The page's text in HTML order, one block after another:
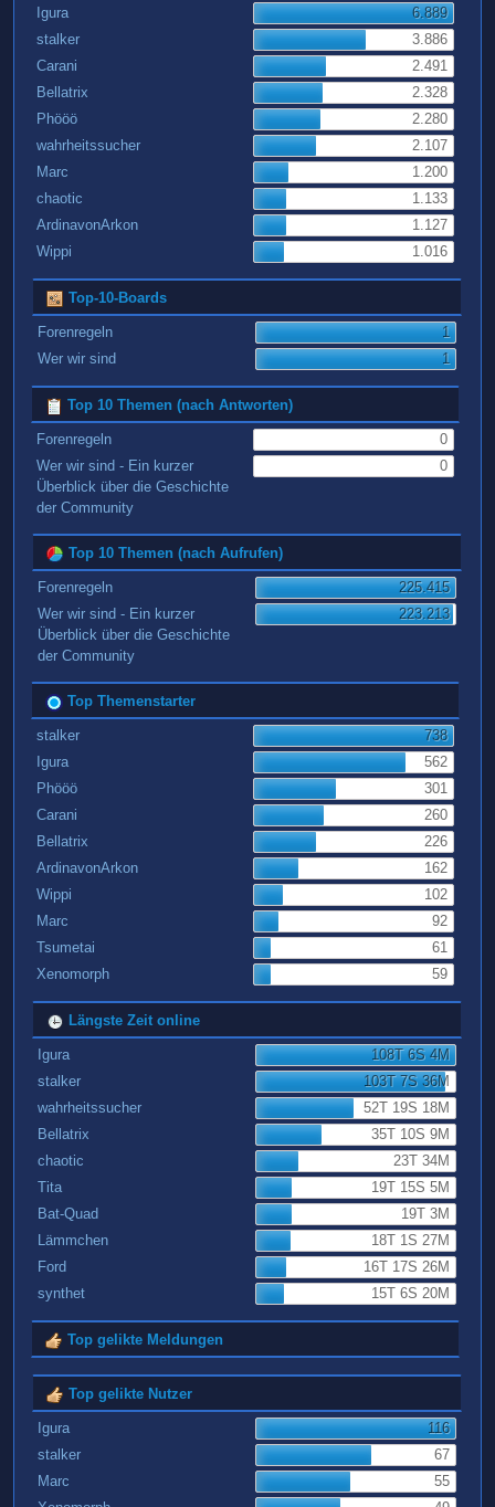
Igura
6.889
stalker
3.886
Carani
2.491
Bellatrix
2.328
Phööö
2.280
wahrheitssucher
2.107
Marc
1.200
chaotic
1.133
ArdinavonArkon
1.127
Wippi
1.016
Top-10-Boards
Forenregeln
1
Wer wir sind
1
Top 10 Themen (nach Antworten)
Forenregeln
0
Wer wir sind - Ein kurzer
Überblick über die Geschichte
der Community
0
Top 10 Themen (nach Aufrufen)
Forenregeln
225.415
Wer wir sind - Ein kurzer
Überblick über die Geschichte
der Community
223.213
Top Themenstarter
stalker
738
Igura
562
Phööö
301
Carani
260
Bellatrix
226
ArdinavonArkon
162
Wippi
102
Marc
92
Tsumetai
61
Xenomorph
59
Längste Zeit online
Igura
108T 6S 4M
stalker
103T 7S 36M
wahrheitssucher
52T 19S 18M
Bellatrix
35T 10S 9M
chaotic
23T 34M
Tita
19T 15S 5M
Bat-Quad
19T 3M
Lämmchen
18T 1S 27M
Ford
16T 17S 26M
synthet
15T 6S 20M
Top gelikte Meldungen
Top gelikte Nutzer
Igura
116
stalker
67
Marc
55